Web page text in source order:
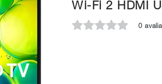
Wi-Fi 2 HDMI
0